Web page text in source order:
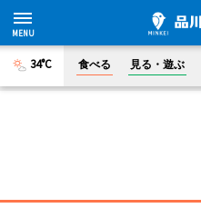
34°C 食べる 見る・遊ぶ